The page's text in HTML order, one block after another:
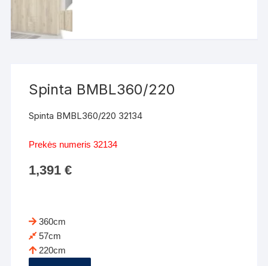
Spinta BMBL360/220
Spinta BMBL360/220 32134
Prekės numeris 32134
1,391€
360cm
57cm
220cm